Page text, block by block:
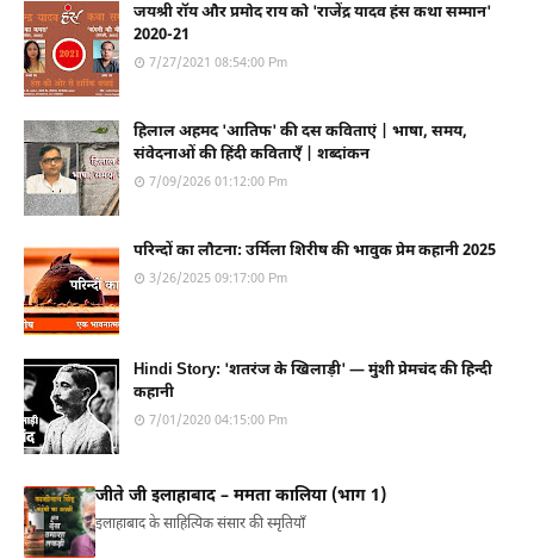
जयश्री रॉय और प्रमोद राय को 'राजेंद्र यादव हंस कथा सम्मान'
2020-21
7/27/2021 08:54:00 Pm
हिलाल अहमद 'आतिफ' की दस कविताएं | भाषा, समय,
संवेदनाओं की हिंदी कविताएँ | शब्दांकन
7/09/2026 01:12:00 Pm
परिन्दों का लौटना: उर्मिला शिरीष की भावुक प्रेम कहानी 2025
3/26/2025 09:17:00 Pm
Hindi Story: 'शतरंज के खिलाड़ी' — मुंशी प्रेमचंद की हिन्दी
कहानी
7/01/2020 04:15:00 Pm
जीते जी इलाहाबाद – ममता कालिया (भाग 1)
इलाहाबाद के साहित्यिक संसार की स्मृतियाँ